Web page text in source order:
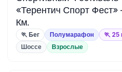
«Терентич Спорт
Км.
🏃 Бег Полумарафон 🏃 25
Шоссе Взрослые